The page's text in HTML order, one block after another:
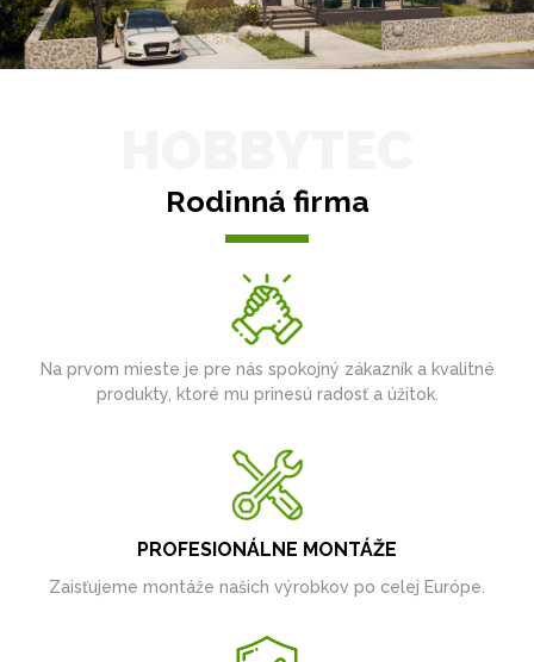
Rodinná firma
Na prvom mieste je pre nás spokojný zákazník a kvalitné
produkty, ktoré mu prinesú radosť a úžitok.
PROFESIONÁLNE MONTÁŽE
Zaisťujeme montáže našich výrobkov po celej Európe.